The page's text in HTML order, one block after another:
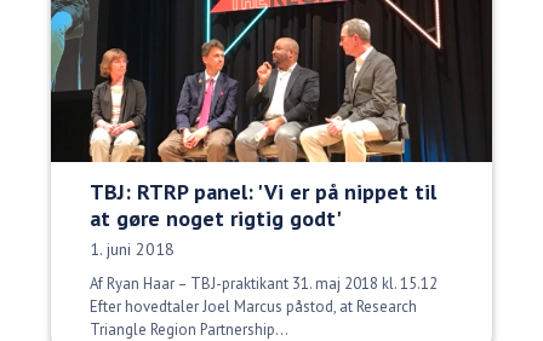
TBJ: RTRP panel: 'Vi er på nippet til
at gøre noget rigtig godt'
Udgivelsesdato:
1. juni 2018
Af Ryan Haar – TBJ-praktikant 31. maj 2018 kl. 15.12
Efter hovedtaler Joel Marcus påstod, at Research
Triangle Region Partnership...